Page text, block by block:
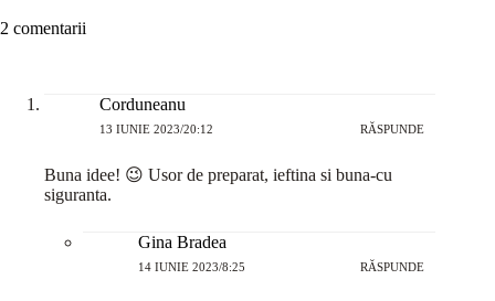
2 comentarii
Corduneanu
13 IUNIE 2023/20:12 RĂSPUNDE
Buna idee! 😉 Usor de preparat, ieftina si buna-cu
siguranta.
Gina Bradea
14 IUNIE 2023/8:25 RĂSPUNDE